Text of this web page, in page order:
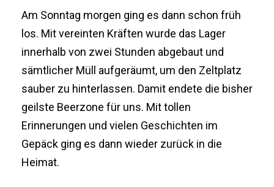
Am Sonntag morgen ging es dann schon früh
los. Mit vereinten Kräften wurde das Lager
innerhalb von zwei Stunden abgebaut und
sämtlicher Müll aufgeräumt, um den Zeltplatz
sauber zu hinterlassen. Damit endete die bisher
geilste Beerzone für uns. Mit tollen
Erinnerungen und vielen Geschichten im
Gepäck ging es dann wieder zurück in die
Heimat.